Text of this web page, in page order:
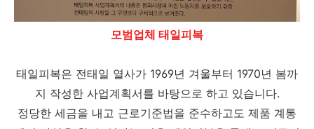
모범업체 태일피복
태일피복은 전태일 열사가 1969년 겨울부터 1970년 봄까
지 작성한 사업계획서를 바탕으로 하고 있습니다.
정당한 세금을 내고 근로기준법을 준수하고도 제품 계통